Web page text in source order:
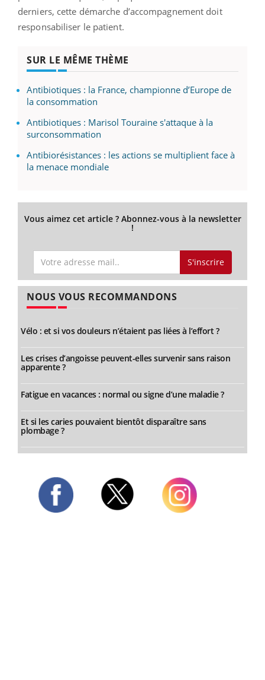
derniers, cette démarche d’accompagnement doit
responsabiliser le patient.
SUR LE MÊME THÈME
Antibiotiques : la France, championne d’Europe de
la consommation
Antibiotiques : Marisol Touraine s'attaque à la
surconsommation
Antibiorésistances : les actions se multiplient face à
la menace mondiale
Vous aimez cet article ? Abonnez-vous à la newsletter
!
S'inscrire
NOUS VOUS RECOMMANDONS
Vélo : et si vos douleurs n’étaient pas liées à l’effort ?
Les crises d’angoisse peuvent-elles survenir sans raison
apparente ?
Fatigue en vacances : normal ou signe d’une maladie ?
Et si les caries pouvaient bientôt disparaître sans
plombage ?